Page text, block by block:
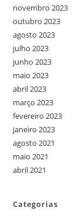
novembro 2023
outubro 2023
agosto 2023
julho 2023
junho 2023
maio 2023
abril 2023
março 2023
fevereiro 2023
janeiro 2023
agosto 2021
maio 2021
abril 2021
Categorias